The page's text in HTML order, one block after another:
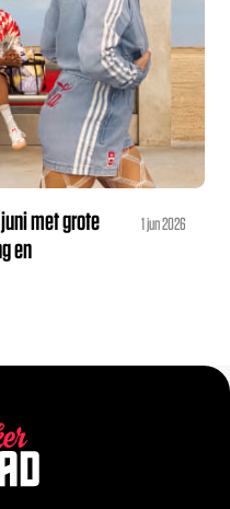
met grote
en
1 jun 2026